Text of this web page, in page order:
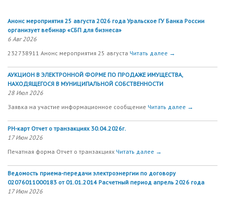
Анонс мероприятия 25 августа 2026 года Уральское ГУ Банка России
организует вебинар «СБП для бизнеса»
6 Авг 2026
232738911 Анонс мероприятия 25 августа Читать далее →
АУКЦИОН В ЭЛЕКТРОННОЙ ФОРМЕ ПО ПРОДАЖЕ ИМУЩЕСТВА,
НАХОДЯЩЕГОСЯ В МУНИЦИПАЛЬНОЙ СОБСТВЕННОСТИ
28 Июл 2026
Заявка на участие информационное сообщение Читать далее →
РН-карт Отчет о транзакциях 30.04.2026г.
17 Июн 2026
Печатная форма Отчет о транзакциях Читать далее →
Ведомость приема-передачи электроэнергии по договору
02076011000183 от 01.01.2014 Расчетный период апрель 2026 года
17 Июн 2026